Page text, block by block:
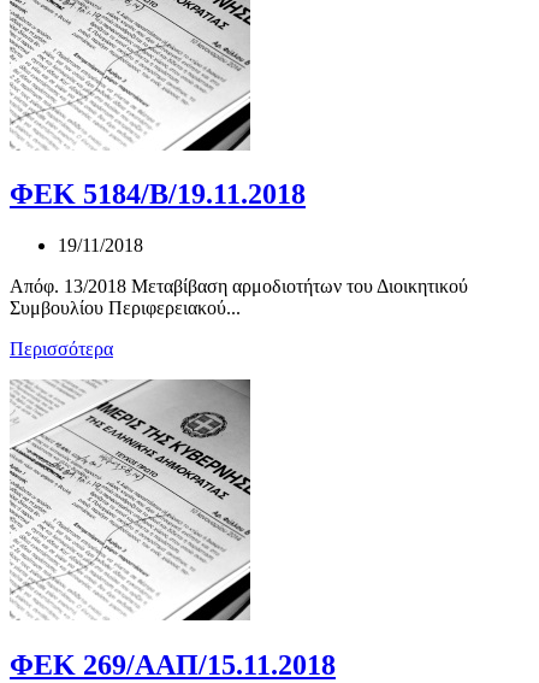
ΦΕΚ 5184/Β/19.11.2018
19/11/2018
Απόφ. 13/2018 Μεταβίβαση αρμοδιοτήτων του Διοικητικού
Συμβουλίου Περιφερειακού...
Περισσότερα
ΦΕΚ 269/ΑΑΠ/15.11.2018